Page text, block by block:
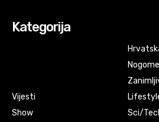
Kategorija
Vijesti
Show
Sci/